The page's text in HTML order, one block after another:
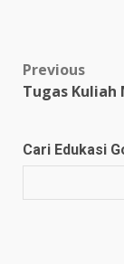
Post
Previous
Tugas
Cari Edukasi